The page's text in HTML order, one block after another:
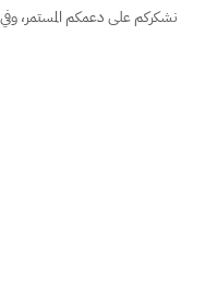
نشكركم على دعمكم المستمر،